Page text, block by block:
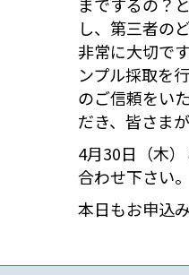
し、第三者の
非常に大切で
ンプル採取を
のご信頼をい
だき、皆さま
4月30日（木
合わせ下さい。
本日もお申込